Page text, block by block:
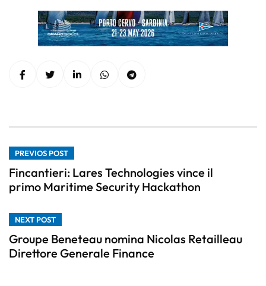
PREVIOS POST
Fincantieri: Lares Technologies vince il
primo Maritime Security Hackathon
NEXT POST
Groupe Beneteau nomina Nicolas Retailleau
Direttore Generale Finance